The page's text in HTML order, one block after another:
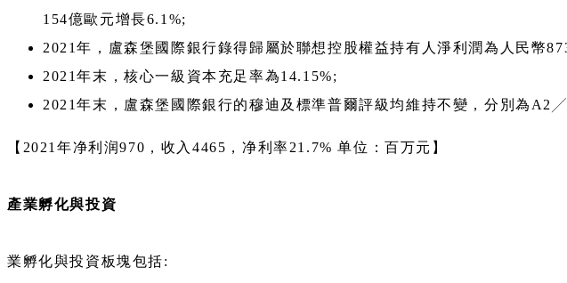
154億歐元增長6.1%;
2021年，盧森堡國際銀行錄得歸屬於聯想控股權益持有人淨利潤為人民幣
2021年末，核心一級資本充足率為14.15%;
2021年末，盧森堡國際銀行的穆迪及標準普爾評級均維持不變，分別為
【2021年净利润970，收入4465，净利率21.7% 单位：百万元】
產業孵化與投資
業孵化與投資板塊包括: